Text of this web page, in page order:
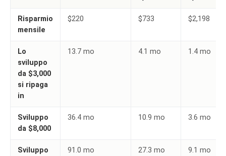
Risparmio
mensile
$220 $733 $2,198
Lo
sviluppo
da $3,000
si ripaga
in
13.7 mo 4.1 mo 1.4 mo
Sviluppo
da $8,000
36.4 mo 10.9 mo 3.6 mo
Sviluppo
91.0 mo 27.3 mo 9.1 mo